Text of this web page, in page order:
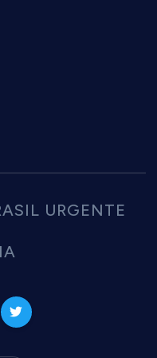
URGENTE